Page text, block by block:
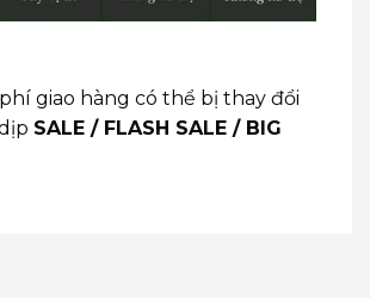
giao hàng có thể bị thay đổi
SALE / FLASH SALE / BIG